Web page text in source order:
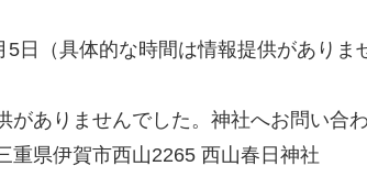
5日（具体的な時間は情報提供がありま
がありませんでした。神社へお問い合
重県伊賀市西山2265 西山春日神社